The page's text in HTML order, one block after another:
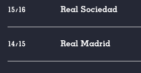
15/16 Real Sociedad
14/15 Real Madrid